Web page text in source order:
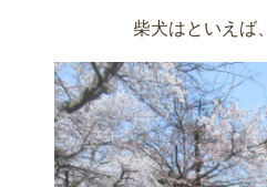
柴犬はといえば